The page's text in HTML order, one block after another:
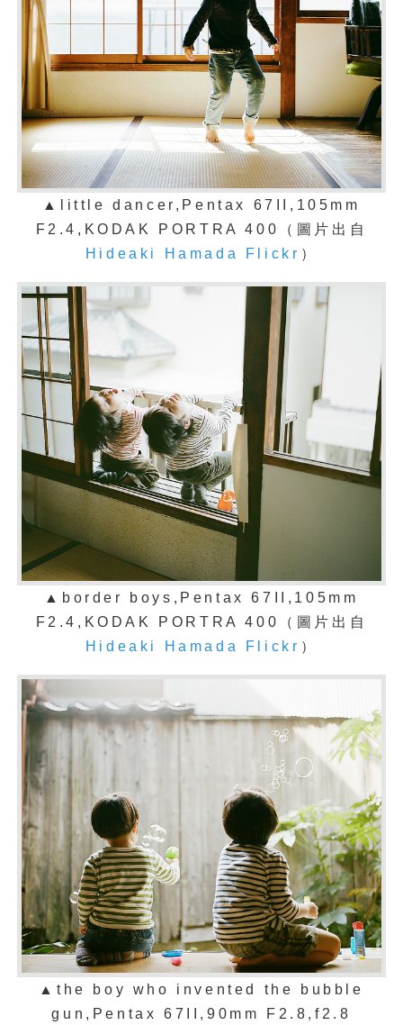
▲
little dancer,Pentax 67II,105mm
F2.4,KODAK PORTRA 400（圖片出自
Hideaki Hamada Flickr ）
▲ border boys,Pentax 67II,105mm
F2.4,KODAK PORTRA 400（圖片出自
Hideaki Hamada Flickr ）
▲ the boy who invented the bubble
gun,Pentax 67II,90mm F2.8,f2.8